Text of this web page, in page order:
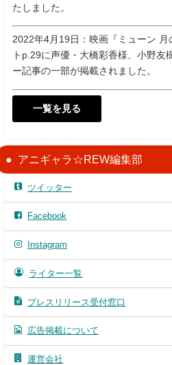
たしました。
2022年4月19日：映画『ミューン 月
トp.29に声優・大橋彩香様、小野友
ー記事の一部が掲載されました。
一覧を見る
アニギャラ☆REW編集部
ツイッター
Facebook
Instagram
ライター一覧
プレスリリース受付窓口
広告掲載について
運営会社